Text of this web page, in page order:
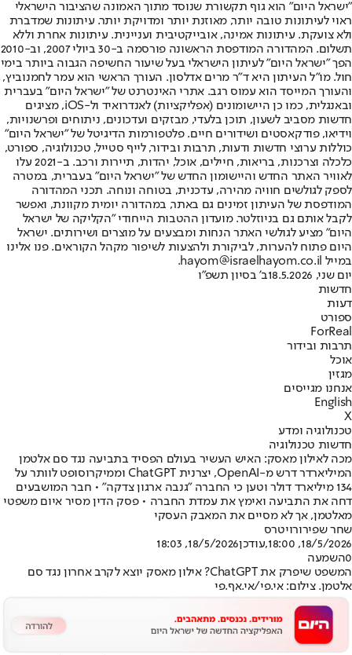
"ישראל היום" הוא גוף תקשורת שנוסד מתוך האמונה שהציבור הישראלי
ראוי לעיתונות טובה יותר, מאוזנת יותר ומדויקת יותר. עיתונות שמדברת
ולא צועקת. עיתונות אמינה, אובייקטיבית ועניינית. עיתונות אחרת וללא
תשלום. המהדורה המודפסת הראשונה פורסמה ב-30 ביולי 2007, וב-2010
הפך "ישראל היום" לעיתון הישראלי בעל שיעור החשיפה הגבוה ביותר בימי
חול. מו"ל העיתון היא ד"ר מרים אדלסון. העורך הראשי הוא עמר לחמנוביץ,
והעורך המייסד הוא עמוס רגב. אתרי האינטרנט של "ישראל היום" בעברית
ובאנגלית, כמו כן היישומונים (אפליקציות) לאנדרואיד ול-iOS, מציגים
חדשות מסביב לשעון, תוכן בלעדי, מבזקים ועדכונים, ניתוחים ופרשנויות,
וידיאו, פודקאסטים ושידורים חיים. פלטפורמות הדיגיטל של "ישראל היום"
כוללות ערוצי חדשות ודעות, תרבות ובידור, לייף סטייל, טכנולוגיה, ספורט,
כלכלה וצרכנות, בריאות, חיילים, אוכל, יהדות, תיירות ורכב. ב-2021 עלו
לאוויר האתר החדש והיישומון החדש של "ישראל היום" בעברית, במטרה
לספק לגולשים חוויה מהירה, עדכנית, בטוחה ונוחה. תכני המהדורה
המודפסת של העיתון זמינים גם באתר, במהדורה יומית מקוונת, ואפשר
לקבל אותם גם בניוזלטר. מועדון ההטבות הייחודי "הקליקה של ישראל
היום" מציע לגולשי האתר הנחות ומבצעים על מוצרים ושירותים. ישראל
היום פתוח להערות, לביקורת ולהצעות לשיפור מקהל הקוראים. פנו אלינו
במייל hayom@israelhayom.co.il.
יום שני, 18.5.2026
ב' בסיון תשפ"ו
חדשות
דעות
ספורט
ForReal
תרבות ובידור
אוכל
מגזין
אנחנו מגייסים
English
X
טכנולוגיה ומדע
חדשות טכנולוגיה
מכה לאילון מאסק: האיש העשיר בעולם הפסיד בתביעה נגד סם אלטמן
המיליארדר דרש מ-OpenAI, יצרנית ChatGPT וממיקרוסופט לוותר על
134 מיליארד דולר וטען כי החברה "גנבה ארגון צדקה" • חבר המושבעים
דחה את התביעה ואימץ את עמדת החברה • פסק הדין מסיר איום משפטי
מאלטמן, אך לא מסיים את המאבק העסקי
שחר שפירורויטרס
18/5/2026, 18:00
,עודכן18/5/2026, 18:03
0השמעה
המשפט שיפרק את ChatGPT? אילון מאסק יוצא לקרב אחרון נגד סם
אלטמן. צילום: אי.פי/אי.אף.פי